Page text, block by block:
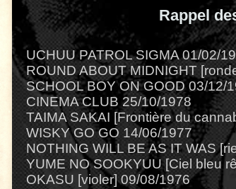
Rappel
UCHUU PATROL SIGMA 01/02/
ROUND ABOUT MIDNIGHT
SCHOOL BOY ON GOOD 03/12/
CINEMA CLUB 25/10/1978
TAIMA SAKAI [Frontière du
WISKY GO GO 14/06/1977
NOTHING WILL BE AS IT WAS
YUME NO SOOKYUU [Ciel bleu
OKASU [violer] 09/08/1976